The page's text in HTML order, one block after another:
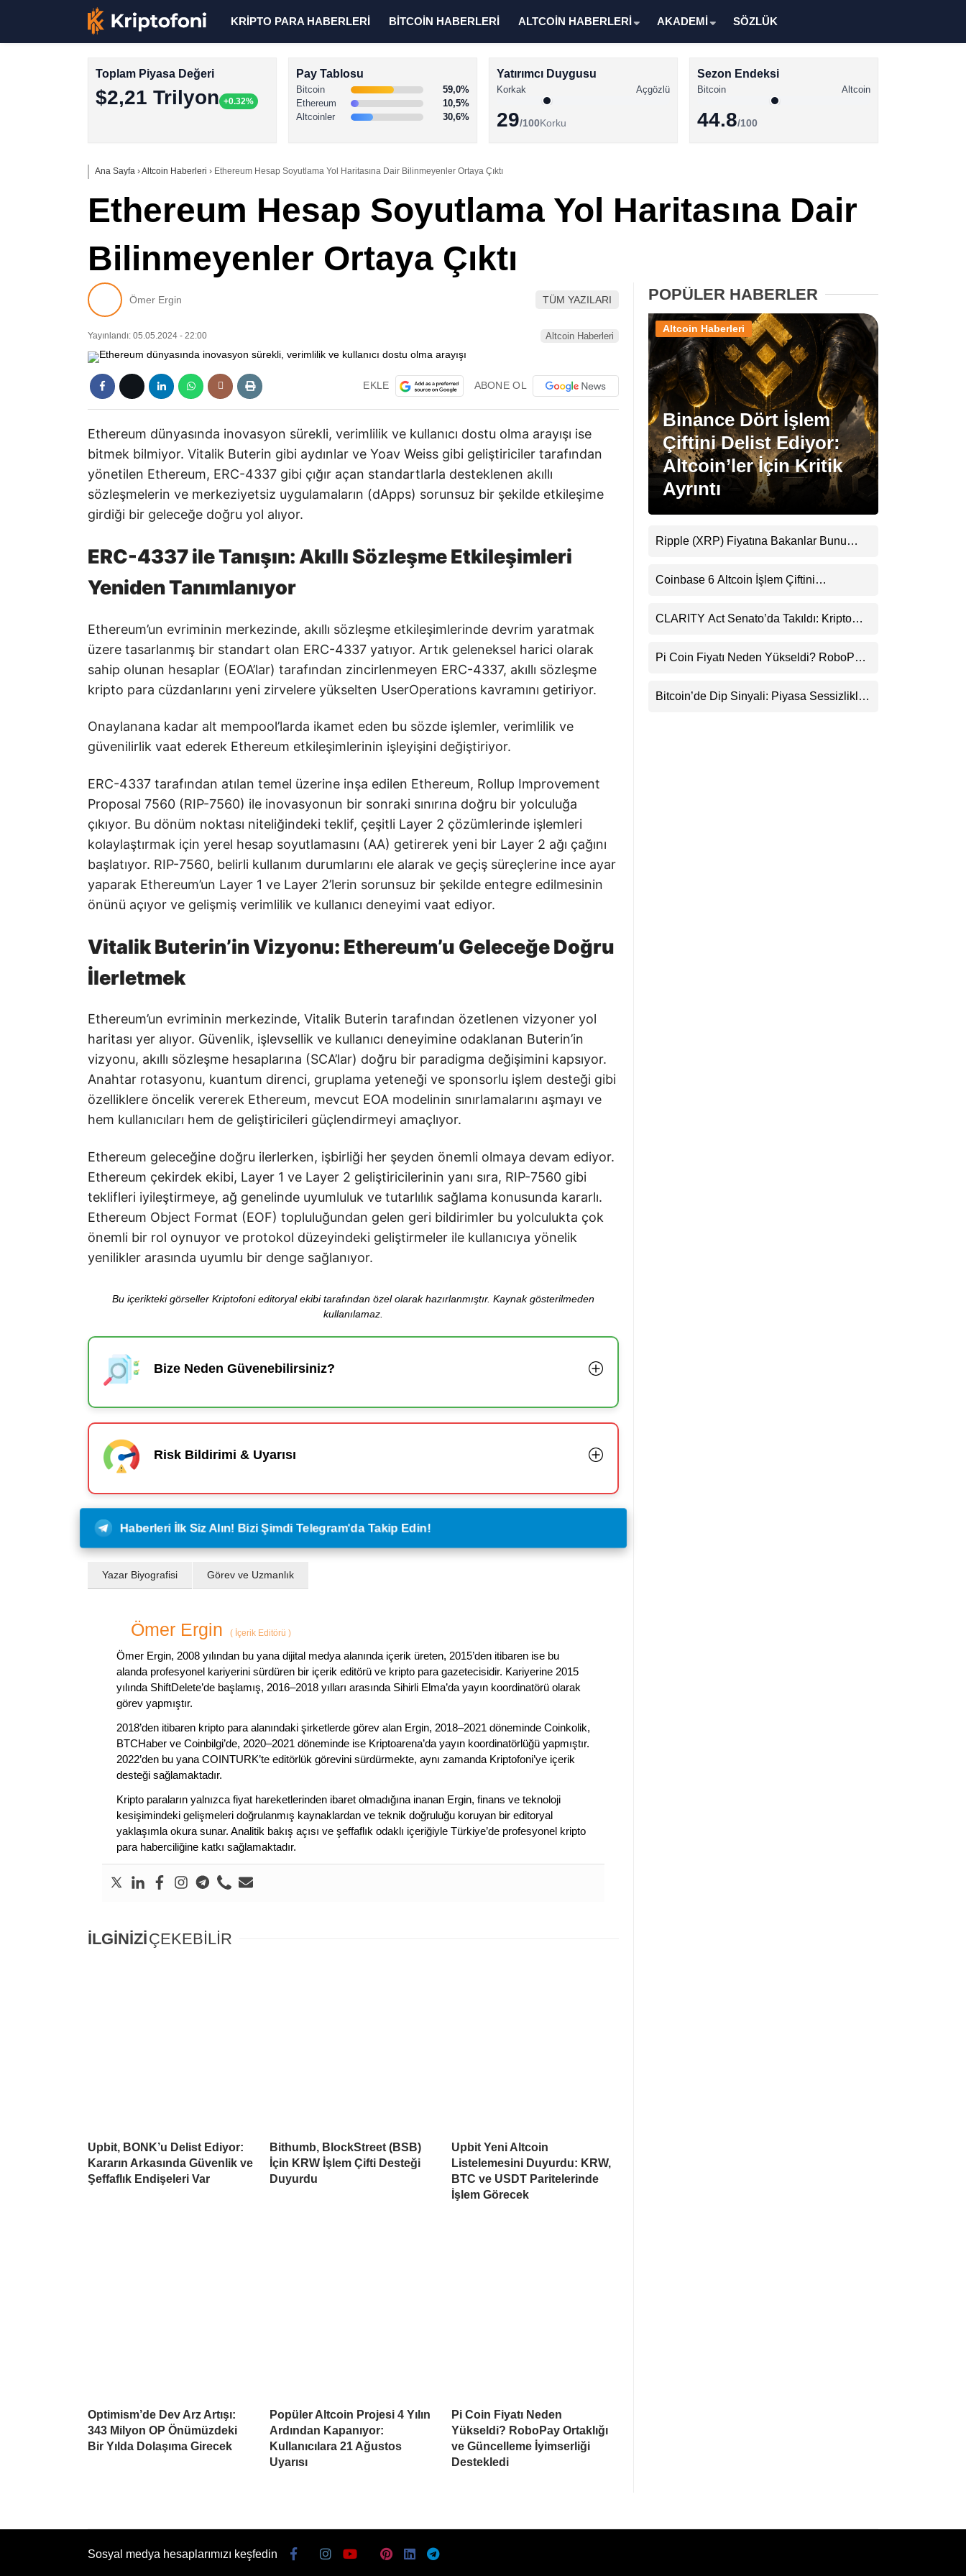
Altcoin Haberleri
XRP Haberleri
Memecoin Haberleri
Stablecoin Haberleri
Facebook
Instagram
LinkedIn
Telegram
KRİPTO PARA HABERLERİ BİTCOİN HABERLERİ ALTCOİN HABERLERİ AKADEMİ SÖZLÜK
Toplam Piyasa Değeri
$2,21 Trilyon +0.32%
Pay Tablosu
Bitcoin
59,0%
Ethereum
10,5%
Altcoinler
30,6%
Yatırımcı Duygusu
Korkak Açgözlü
29/100Korku
Sezon Endeksi
Bitcoin Altcoin
44.8/100
Ana Sayfa ›Altcoin Haberleri › Ethereum Hesap Soyutlama Yol Haritasına Dair Bilinmeyenler Ortaya Çıktı
Ethereum Hesap Soyutlama Yol Haritasına Dair
Bilinmeyenler Ortaya Çıktı
Ömer Ergin TÜM YAZILARI
Yayınlandı: 05.05.2024 - 22:00 Altcoin Haberleri
EKLE ABONE OL
Ethereum dünyasında inovasyon sürekli, verimlilik ve kullanıcı dostu olma arayışı ise
bitmek bilmiyor. Vitalik Buterin gibi aydınlar ve Yoav Weiss gibi geliştiriciler tarafından
yönetilen Ethereum, ERC-4337 gibi çığır açan standartlarla desteklenen akıllı
sözleşmelerin ve merkeziyetsiz uygulamaların (dApps) sorunsuz bir şekilde etkileşime
girdiği bir geleceğe doğru yol alıyor.
ERC-4337 ile Tanışın: Akıllı Sözleşme Etkileşimleri
Yeniden Tanımlanıyor
Ethereum’un evriminin merkezinde, akıllı sözleşme etkileşimlerinde devrim yaratmak
üzere tasarlanmış bir standart olan ERC-4337 yatıyor. Artık geleneksel harici olarak
sahip olunan hesaplar (EOA’lar) tarafından zincirlenmeyen ERC-4337, akıllı sözleşme
kripto para cüzdanlarını yeni zirvelere yükselten UserOperations kavramını getiriyor.
Onaylanana kadar alt mempool’larda ikamet eden bu sözde işlemler, verimlilik ve
güvenilirlik vaat ederek Ethereum etkileşimlerinin işleyişini değiştiriyor.
ERC-4337 tarafından atılan temel üzerine inşa edilen Ethereum, Rollup Improvement
Proposal 7560 (RIP-7560) ile inovasyonun bir sonraki sınırına doğru bir yolculuğa
çıkıyor. Bu dönüm noktası niteliğindeki teklif, çeşitli Layer 2 çözümlerinde işlemleri
kolaylaştırmak için yerel hesap soyutlamasını (AA) getirerek yeni bir Layer 2 ağı çağını
başlatıyor. RIP-7560, belirli kullanım durumlarını ele alarak ve geçiş süreçlerine ince ayar
yaparak Ethereum’un Layer 1 ve Layer 2’lerin sorunsuz bir şekilde entegre edilmesinin
önünü açıyor ve gelişmiş verimlilik ve kullanıcı deneyimi vaat ediyor.
Vitalik Buterin’in Vizyonu: Ethereum’u Geleceğe Doğru
İlerletmek
Ethereum’un evriminin merkezinde, Vitalik Buterin tarafından özetlenen vizyoner yol
haritası yer alıyor. Güvenlik, işlevsellik ve kullanıcı deneyimine odaklanan Buterin’in
vizyonu, akıllı sözleşme hesaplarına (SCA’lar) doğru bir paradigma değişimini kapsıyor.
Anahtar rotasyonu, kuantum direnci, gruplama yeteneği ve sponsorlu işlem desteği gibi
özelliklere öncelik vererek Ethereum, mevcut EOA modelinin sınırlamalarını aşmayı ve
hem kullanıcıları hem de geliştiricileri güçlendirmeyi amaçlıyor.
Ethereum geleceğine doğru ilerlerken, işbirliği her şeyden önemli olmaya devam ediyor.
Ethereum çekirdek ekibi, Layer 1 ve Layer 2 geliştiricilerinin yanı sıra, RIP-7560 gibi
teklifleri iyileştirmeye, ağ genelinde uyumluluk ve tutarlılık sağlama konusunda kararlı.
Ethereum Object Format (EOF) topluluğundan gelen geri bildirimler bu yolculukta çok
önemli bir rol oynuyor ve protokol düzeyindeki geliştirmeler ile kullanıcıya yönelik
yenilikler arasında uyumlu bir denge sağlanıyor.
Bu içerikteki görseller Kriptofoni editoryal ekibi tarafından özel olarak hazırlanmıştır. Kaynak gösterilmeden
kullanılamaz.
Bize Neden Güvenebilirsiniz?
Risk Bildirimi & Uyarısı
Haberleri İlk Siz Alın! Bizi Şimdi Telegram'da Takip Edin!
Yazar Biyografisi Görev ve Uzmanlık
Ömer Ergin ( İçerik Editörü )
Ömer Ergin, 2008 yılından bu yana dijital medya alanında içerik üreten, 2015’den itibaren ise bu
alanda profesyonel kariyerini sürdüren bir içerik editörü ve kripto para gazetecisidir. Kariyerine 2015
yılında ShiftDelete’de başlamış, 2016–2018 yılları arasında Sihirli Elma’da yayın koordinatörü olarak
görev yapmıştır.
2018’den itibaren kripto para alanındaki şirketlerde görev alan Ergin, 2018–2021 döneminde Coinkolik,
BTCHaber ve Coinbilgi’de, 2020–2021 döneminde ise Kriptoarena’da yayın koordinatörlüğü yapmıştır.
2022’den bu yana COINTURK’te editörlük görevini sürdürmekte, aynı zamanda Kriptofoni’ye içerik
desteği sağlamaktadır.
Kripto paraların yalnızca fiyat hareketlerinden ibaret olmadığına inanan Ergin, finans ve teknoloji
kesişimindeki gelişmeleri doğrulanmış kaynaklardan ve teknik doğruluğu koruyan bir editoryal
yaklaşımla okura sunar. Analitik bakış açısı ve şeffaflık odaklı içeriğiyle Türkiye’de profesyonel kripto
para haberciliğine katkı sağlamaktadır.
İLGİNİZİÇEKEBİLİR
Upbit, BONK’u Delist Ediyor:
Kararın Arkasında Güvenlik ve
Şeffaflık Endişeleri Var
Bithumb, BlockStreet (BSB)
İçin KRW İşlem Çifti Desteği
Duyurdu
Upbit Yeni Altcoin
Listelemesini Duyurdu: KRW,
BTC ve USDT Paritelerinde
İşlem Görecek
Optimism’de Dev Arz Artışı:
343 Milyon OP Önümüzdeki
Bir Yılda Dolaşıma Girecek
Popüler Altcoin Projesi 4 Yılın
Ardından Kapanıyor:
Kullanıcılara 21 Ağustos
Uyarısı
Pi Coin Fiyatı Neden
Yükseldi? RoboPay Ortaklığı
ve Güncelleme İyimserliği
Destekledi
POPÜLER HABERLER
Binance Dört İşlem
Çiftini Delist Ediyor:
Altcoin’ler İçin Kritik
Ayrıntı
Altcoin Haberleri
Ripple (XRP) Fiyatına Bakanlar Bunu
Uyarı
Coinbase 6 Altcoin İşlem Çiftini
CLARITY Act Senato’da Takıldı: Kripto
Pi Coin Fiyatı Neden Yükseldi? RoboPay
Destekledi
Bitcoin’de Dip Sinyali: Piyasa Sessizlikle
Sosyal medya hesaplarımızı keşfedin